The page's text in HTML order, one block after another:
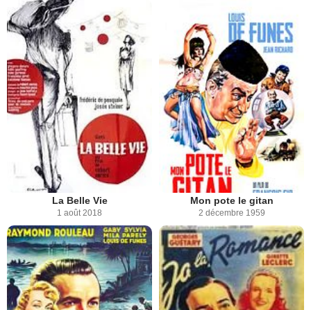
La Belle Vie
1 août 2018
Mon pote le gitan
2 décembre 1959